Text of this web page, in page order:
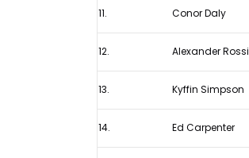
11. Conor Daly
12. Alexander Rossi
13. Kyffin Simpson
14. Ed Carpenter